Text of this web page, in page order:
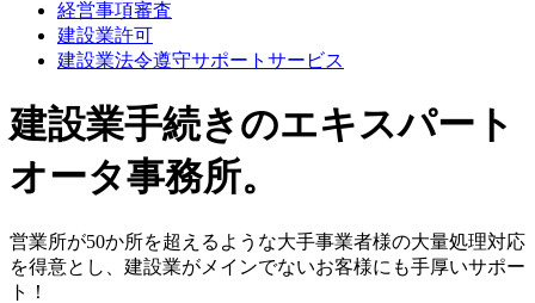
経営事項審査
建設業許可
建設業法令遵守サポートサービス
建設業手続きのエキスパート
オータ事務所。
営業所が50か所を超えるような大手事業者様の大量処理対応
を得意とし、建設業がメインでないお客様にも手厚いサポー
ト！